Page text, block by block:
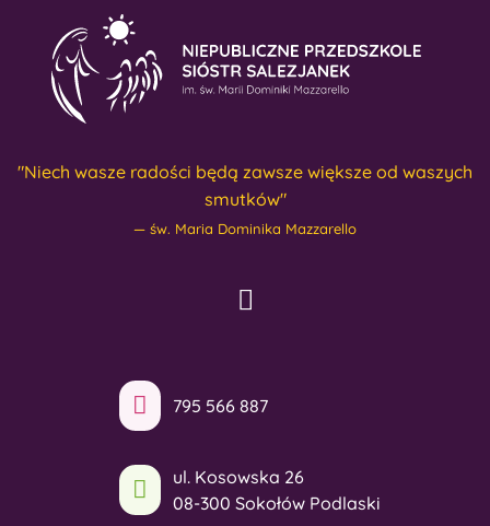
"Niech wasze radości będą zawsze większe od waszych
smutków"
św. Maria Dominika Mazzarello
795 566 887
ul. Kosowska 26
08-300 Sokołów Podlaski